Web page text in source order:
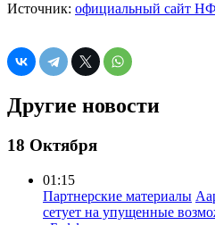
Источник: официальный сайт
Другие новости
18 Октября
01:15
Партнерские материалы
сетует на упущенные